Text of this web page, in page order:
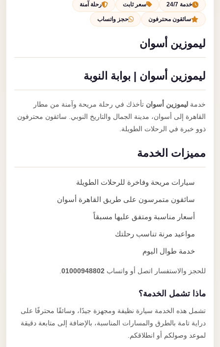
احجز الآن خدمة 24/7 سعر ثابت رحلة آمنة
سائقون محترفون حجز واتساب
ليموزين أسوان
ليموزين أسوان | بوابة النوبة
خدمةليموزين أسوان تأخذك في رحلة مريحة وآمنة من مطار
القاهرة إلى أسوان، مدينة الجمال والتاريخ النوبي. سائقون محترفون
ذوو خبرة في الرحلات الطويلة.
مميزات الخدمة
سيارات مريحة وفاخرة للرحلات الطويلة
سائقون متمرسون على طريق القاهرة أسوان
أسعار مناسبة ومتفق عليها مسبقاً
مواعيد مرنة تناسب رحلتك
خدمة طوال اليوم
للحجز والاستفسار اتصل أو واتساب01000948802
.
ماذا تشمل الخدمة؟
تشمل هذه الخدمة سيارة نظيفة ومجهزة جيدًا، وسائقًا محترفًا على
دراية تامة بالطرق والمسارات المناسبة، بالإضافة إلى متابعة دقيقة
لموعد وصولكم أو انطلاقكم.